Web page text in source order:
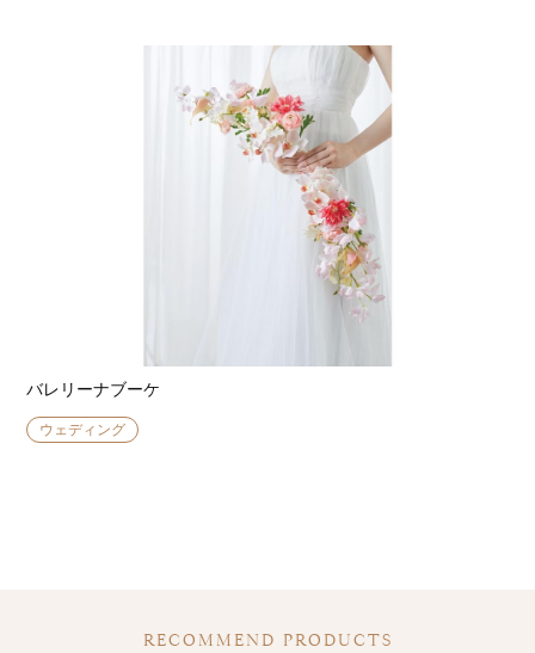
バレリーナブーケ
ウェディング
RECOMMEND PRODUCTS